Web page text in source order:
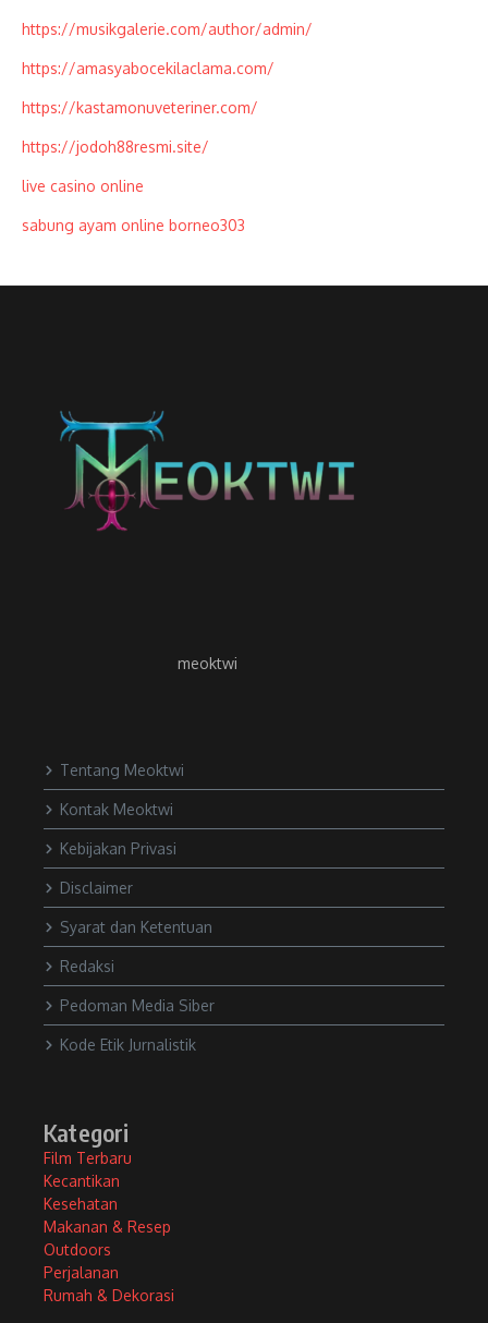
https://musikgalerie.com/author/admin/
https://amasyabocekilaclama.com/
https://kastamonuveteriner.com/
https://jodoh88resmi.site/
live casino online
sabung ayam online borneo303
meoktwi
Tentang Meoktwi
Kontak Meoktwi
Kebijakan Privasi
Disclaimer
Syarat dan Ketentuan
Redaksi
Pedoman Media Siber
Kode Etik Jurnalistik
Kategori
Film Terbaru
Kecantikan
Kesehatan
Makanan & Resep
Outdoors
Perjalanan
Rumah & Dekorasi